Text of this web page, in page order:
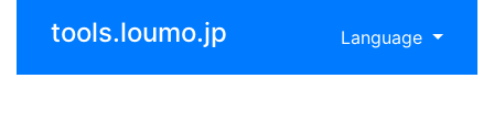
tools.loumo.jp Language